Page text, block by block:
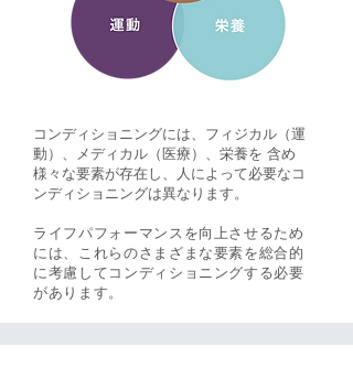
コンディショニングには、フィジカル（運
動）、メディカル（医療）、栄養を 含め
様々な要素が存在し、人によって必要なコ
ンディショニングは異なります。
ライフパフォーマンスを向上させるため
には、これらのさまざまな要素を総合的
に考慮してコンディショニングする必要
があります。